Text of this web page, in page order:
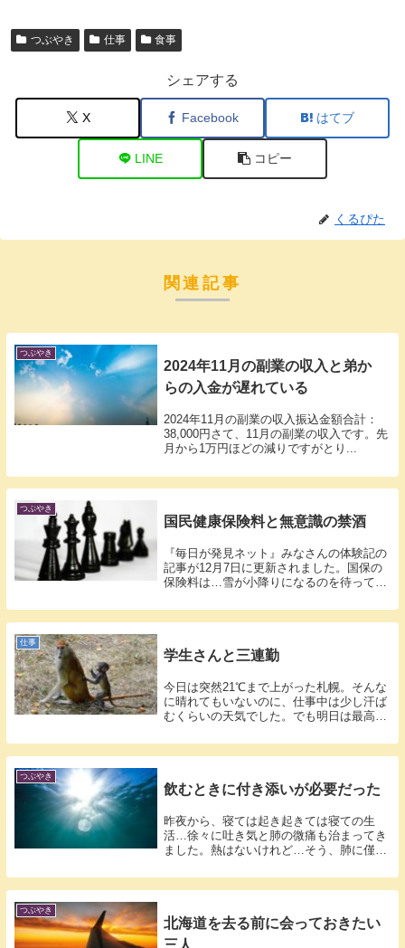
つぶやき 仕事 食事
シェアする
X Facebook はてブ
LINE コピー
くるぴた
関連記事
つぶやき
2024年11月の副業の収入と弟か
らの入金が遅れている
2024年11月の副業の収入振込金額合計：
38,000円さて、11月の副業の収入です。先
月から1万円ほどの減りですがとり...
つぶやき
国民健康保険料と無意識の禁酒
『毎日が発見ネット』みなさんの体験記の
記事が12月7日に更新されました。国保の
保険料は…雪が小降りになるのを待ってコ
仕事
学生さんと三連勤
今日は突然21℃まで上がった札幌。そんな
に晴れてもいないのに、仕事中は少し汗ば
むくらいの天気でした。でも明日は最高気
つぶやき
飲むときに付き添いが必要だった
昨夜から、寝ては起き起きては寝ての生
活…徐々に吐き気と肺の微痛も治まってき
ました。熱はないけれど…そう、肺に僅か
つぶやき
北海道を去る前に会っておきたい
三人